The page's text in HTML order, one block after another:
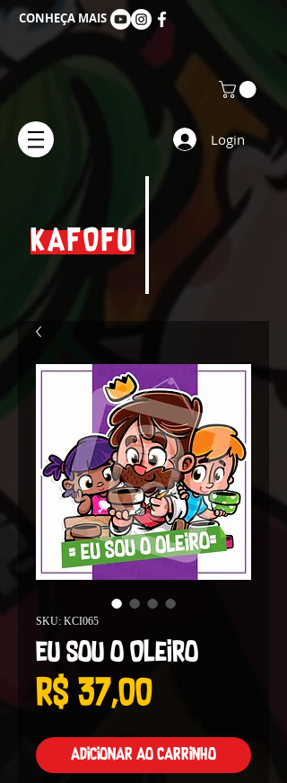
CONHEÇA MAIS
Login
KAFOFU
SKU: KCI065
Eu Sou o Oleiro
R$ 37,00Preço
Adicionar ao carrinho